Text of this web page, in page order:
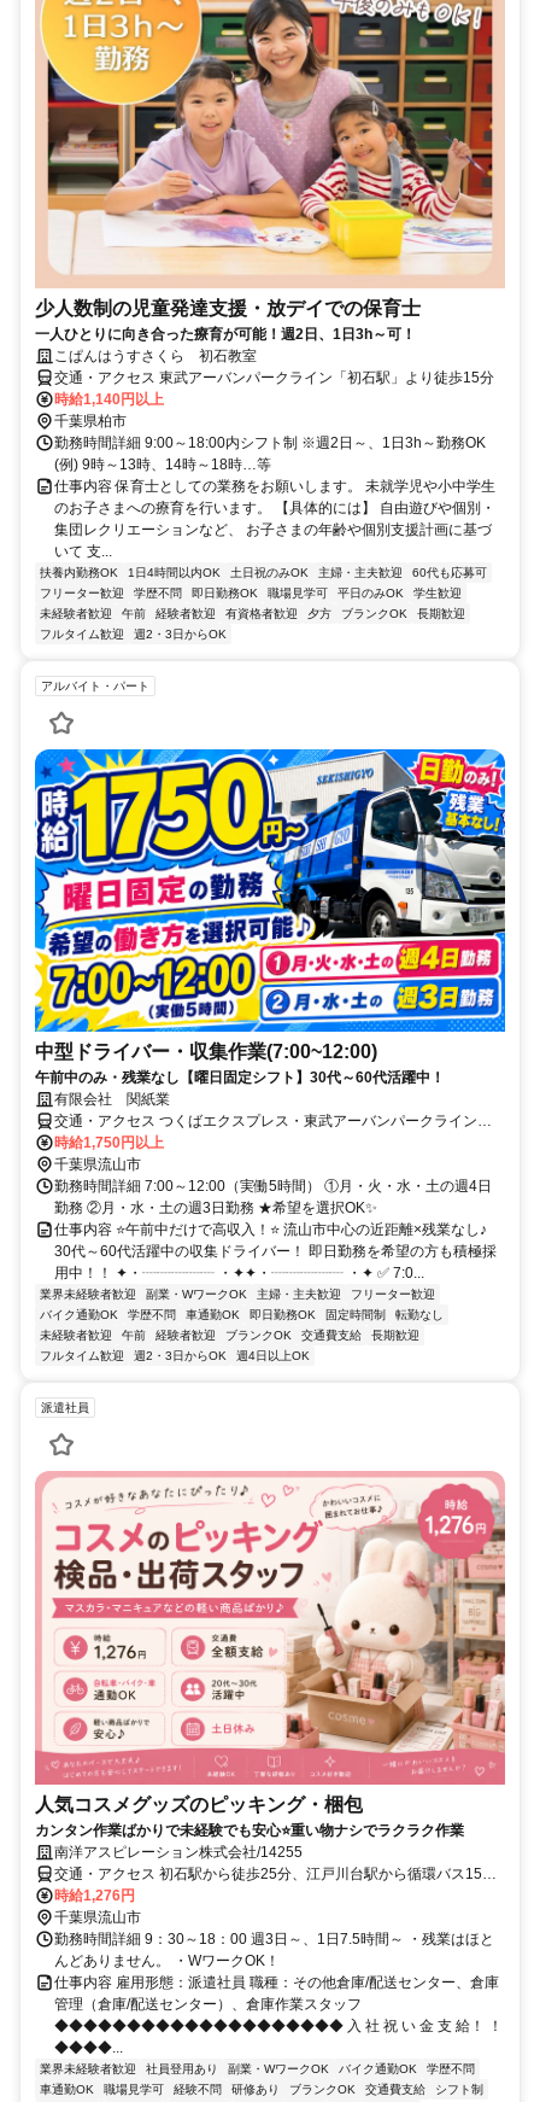
少人数制の児童発達支援・放デイでの保育士
一人ひとりに向き合った療育が可能！週2日、1日3h～可！
こぱんはうすさくら 初石教室
交通・アクセス 東武アーバンパークライン「初石駅」より徒歩15分
時給1,140円以上
千葉県柏市
勤務時間詳細 9:00～18:00内シフト制 ※週2日～、1日3h～勤務OK
(例) 9時～13時、14時～18時…等
仕事内容 保育士としての業務をお願いします。 未就学児や小中学生
のお子さまへの療育を行います。 【具体的には】 自由遊びや個別・
集団レクリエーションなど、 お子さまの年齢や個別支援計画に基づ
いて 支...
扶養内勤務OK 1日4時間以内OK 土日祝のみOK 主婦・主夫歓迎
60代も応募可
フリーター歓迎
学歴不問 即日勤務OK 職場見学可 平日のみOK
学生歓迎
未経験者歓迎
午前 経験者歓迎 有資格者歓迎 夕方 ブランクOK
長期歓迎
フルタイム歓迎
週2・3日からOK
アルバイト・パート
中型ドライバー・収集作業(7:00~12:00)
午前中のみ・残業なし【曜日固定シフト】30代～60代活躍中！
有限会社 関紙業
交通・アクセス つくばエクスプレス・東武アーバンパークライン、
流山おおたかの森駅から徒歩12分
時給1,750円以上
千葉県流山市
勤務時間詳細 7:00～12:00（実働5時間） ①月・火・水・土の週4日
勤務 ②月・水・土の週3日勤務 ★希望を選択OK✨
仕事内容 ⭐午前中だけで高収入！⭐ 流山市中心の近距離×残業なし♪
30代～60代活躍中の収集ドライバー！ 即日勤務を希望の方も積極採
用中！！ ✦・┈┈┈┈┈ ・✦✦・┈┈┈┈┈ ・✦ ✅ 7:0...
業界未経験者歓迎 副業・WワークOK 主婦・主夫歓迎
フリーター歓迎
バイク通勤OK
学歴不問 車通勤OK 即日勤務OK 固定時間制
転勤なし
未経験者歓迎
午前 経験者歓迎 ブランクOK 交通費支給
長期歓迎
フルタイム歓迎
週2・3日からOK 週4日以上OK
派遣社員
人気コスメグッズのピッキング・梱包
カンタン作業ばかりで未経験でも安心⭐重い物ナシでラクラク作業
南洋アスピレーション株式会社/14255
交通・アクセス 初石駅から徒歩25分、江戸川台駅から循環バス15分
／車・バイク通勤可
時給1,276円
千葉県流山市
勤務時間詳細 9：30～18：00 週3日～、1日7.5時間～ ・残業はほと
んどありません。 ・WワークOK！
仕事内容 雇用形態：派遣社員 職種：その他倉庫/配送センター、倉庫
管理（倉庫/配送センター）、倉庫作業スタッフ
◆◆◆◆◆◆◆◆◆◆◆◆◆◆◆◆◆◆◆◆ 入 社 祝 い 金 支 給！ ！
◆◆◆◆...
業界未経験者歓迎 社員登用あり 副業・WワークOK バイク通勤OK
学歴不問
車通勤OK
職場見学可 経験不問 研修あり ブランクOK 交通費支給
シフト制